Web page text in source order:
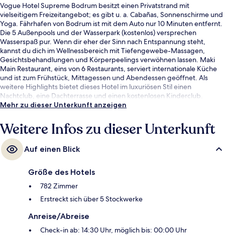
Vogue Hotel Supreme Bodrum besitzt einen Privatstrand mit
vielseitigem Freizeitangebot; es gibt u. a. Cabañas, Sonnenschirme und
Yoga. Fährhafen von Bodrum ist mit dem Auto nur 10 Minuten entfernt.
Die 5 Außenpools und der Wasserpark (kostenlos) versprechen
Wasserspaß pur. Wenn dir eher der Sinn nach Entspannung steht,
kannst du dich im Wellnessbereich mit Tiefengewebe-Massagen,
Gesichtsbehandlungen und Körperpeelings verwöhnen lassen. Maki
Main Restaurant, eins von 6 Restaurants, serviert internationale Küche
und ist zum Frühstück, Mittagessen und Abendessen geöffnet. Als
weitere Highlights bietet dieses Hotel im luxuriösen Stil einen
Nachtclub, eine Dachterrasse und einen kostenlosen Kinderclub.
Mehr zu dieser Unterkunft anzeigen
Weitere Infos zu dieser Unterkunft
Auf einen Blick
Größe des Hotels
782 Zimmer
Erstreckt sich über 5 Stockwerke
Anreise/Abreise
Check-in ab: 14:30 Uhr, möglich bis: 00:00 Uhr